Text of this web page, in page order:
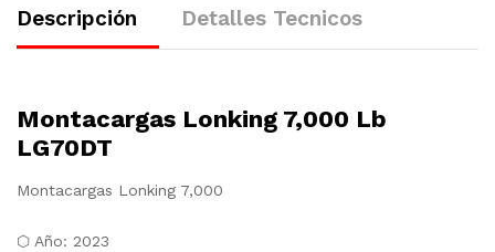
Descripción Detalles Tecnicos
Montacargas Lonking 7,000 Lb
LG70DT
Montacargas Lonking 7,000
⬡ Año: 2023